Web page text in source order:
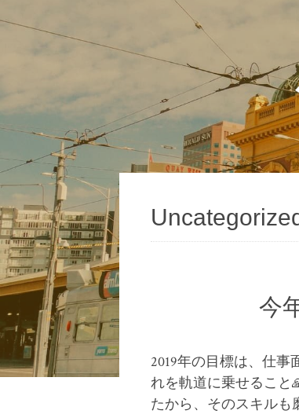
今
2019年の目標は、仕
れを軌道に乗せること
たから、そのスキルも